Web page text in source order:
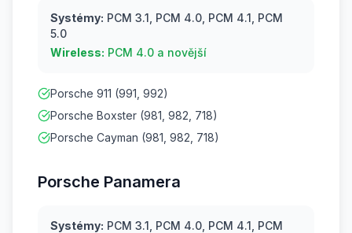
Systémy: PCM 3.1, PCM 4.0, PCM 4.1, PCM
5.0
Wireless: PCM 4.0 a novější
Porsche 911 (991, 992)
Porsche Boxster (981, 982, 718)
Porsche Cayman (981, 982, 718)
Porsche Panamera
Systémy: PCM 3.1, PCM 4.0, PCM 4.1, PCM